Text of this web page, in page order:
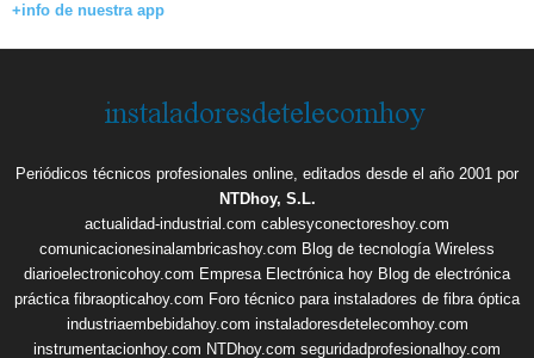
+info de nuestra app
Periódicos técnicos profesionales online, editados desde el año 2001 por
NTDhoy, S.L.
actualidad-industrial.com cablesyconectoreshoy.com
comunicacionesinalambricashoy.com Blog de tecnología Wireless
diarioelectronicohoy.com Empresa Electrónica hoy Blog de electrónica
práctica fibraopticahoy.com Foro técnico para instaladores de fibra óptica
industriaembebidahoy.com instaladoresdetelecomhoy.com
instrumentacionhoy.com NTDhoy.com seguridadprofesionalhoy.com